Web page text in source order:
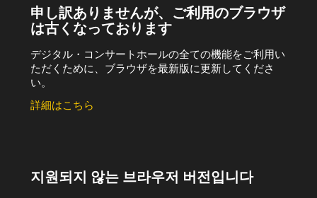
申し訳ありませんが、ご利用のブラウザ
は古くなっております
デジタル・コンサートホールの全ての機能をご利用い
ただくために、ブラウザを最新版に更新してくださ
い。
詳細はこちら
지원되지 않는 브라우저 버전입니다